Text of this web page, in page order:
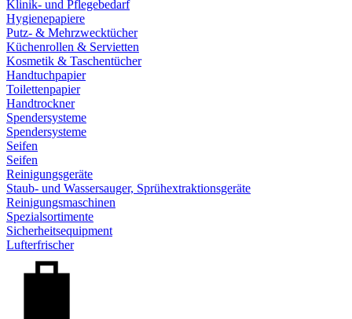
Klinik- und Pflegebedarf
Hygienepapiere
Putz- & Mehrzwecktücher
Küchenrollen & Servietten
Kosmetik & Taschentücher
Handtuchpapier
Toilettenpapier
Handtrockner
Spendersysteme
Spendersysteme
Seifen
Seifen
Reinigungsgeräte
Staub- und Wassersauger, Sprühextraktionsgeräte
Reinigungsmaschinen
Spezialsortimente
Sicherheitsequipment
Lufterfrischer